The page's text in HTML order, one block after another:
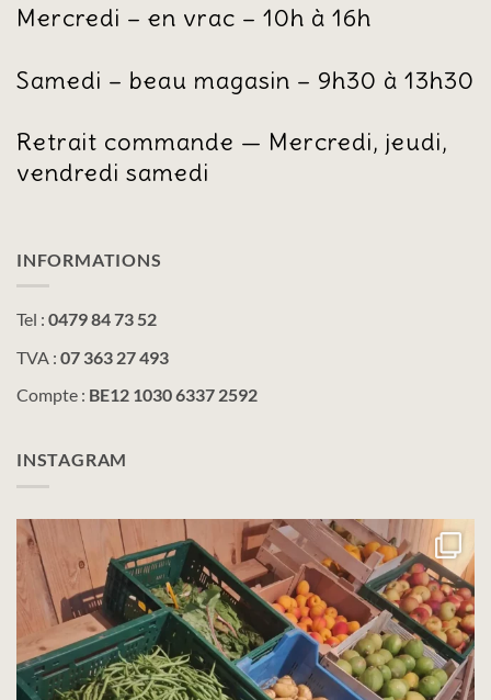
Mercredi – en vrac – 10h à 16h
Samedi – beau magasin – 9h30 à 13h30
Retrait commande — Mercredi, jeudi,
vendredi samedi
INFORMATIONS
Tel : 0479 84 73 52
TVA : 07 363 27 493
Compte : BE12 1030 6337 2592
INSTAGRAM